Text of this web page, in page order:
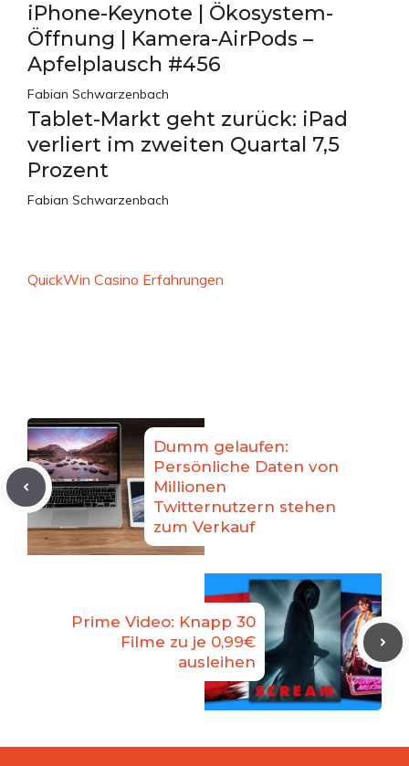
iPhone-Keynote | Ökosystem-
Öffnung | Kamera-AirPods –
Apfelplausch #456
Fabian Schwarzenbach
Tablet-Markt geht zurück: iPad
verliert im zweiten Quartal 7,5
Prozent
Fabian Schwarzenbach
QuickWin Casino Erfahrungen
Dumm gelaufen:
Persönliche Daten von
Millionen
Twitternutzern stehen
zum Verkauf
Prime Video: Knapp 30
Filme zu je 0,99€
ausleihen